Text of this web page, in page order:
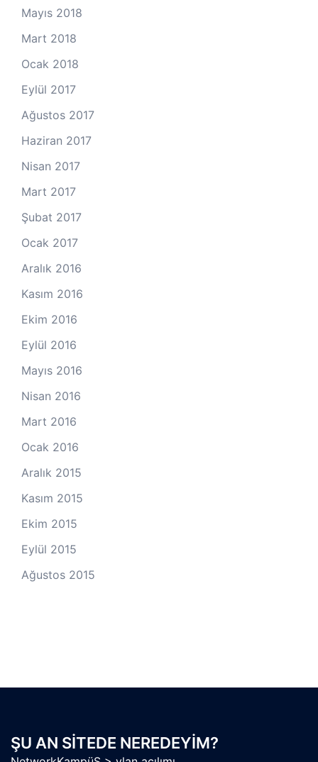
Mayıs 2018
Mart 2018
Ocak 2018
Eylül 2017
Ağustos 2017
Haziran 2017
Nisan 2017
Mart 2017
Şubat 2017
Ocak 2017
Aralık 2016
Kasım 2016
Ekim 2016
Eylül 2016
Mayıs 2016
Nisan 2016
Mart 2016
Ocak 2016
Aralık 2015
Kasım 2015
Ekim 2015
Eylül 2015
Ağustos 2015
ŞU AN SITEDE NEREDEYIM?